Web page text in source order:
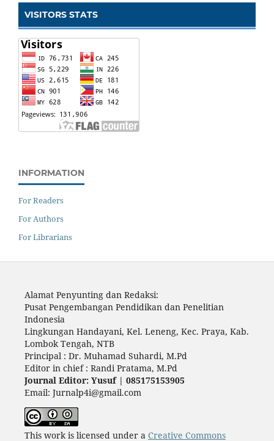
VISITORS STATS
INFORMATION
For Readers
For Authors
For Librarians
Alamat Penyunting dan Redaksi:
Pusat Pengembangan Pendidikan dan Penelitian
Indonesia
Lingkungan Handayani, Kel. Leneng, Kec. Praya, Kab.
Lombok Tengah, NTB
Principal : Dr. Muhamad Suhardi, M.Pd
Editor in chief : Randi Pratama, M.Pd
Journal Editor: Yusuf | 085175153905
Email: Jurnalp4i@gmail.com
This work is licensed under a Creative Commons